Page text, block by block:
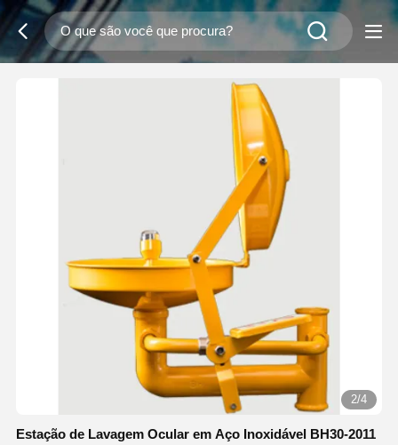
2/4
Estação de Lavagem Ocular em Aço Inoxidável BH30-2011